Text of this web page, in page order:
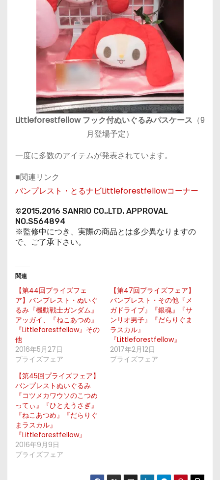
Littleforestfellow フック付ぬいぐるみパスケース （9
月登場予定）
一度に多数のアイテムが発表されています。
■関連リンク
バンプレスト・とるナビLittleforestfellowコーナー
©2015,2016 SANRIO CO.,LTD. APPROVAL
NO.S564894
※監修中につき、実際の商品とは多少異なりますの
で、ご了承下さい。
関連
【第44回プライズフェ
ア】バンプレスト・ぬいぐ
るみ『機動戦士ガンダム』
アッガイ、『ねこあつめ』
『Littleforestfellow』その
他
2016年5月27日
プライズフェア
【第47回プライズフェア】
バンプレスト・その他『メ
ガドライブ』『銀魂』『サ
ンリオ男子』『だらりぐま
ラスカル』
『Littleforestfellow』
2017年2月12日
プライズフェア
【第45回プライズフェア】
バンプレストぬいぐるみ
『コツメカワウソのこつめ
ってぃ』『ひとえうさぎ』
『ねこあつめ』『だらりぐ
まラスカル』
『Littleforestfellow』
2016年9月9日
プライズフェア